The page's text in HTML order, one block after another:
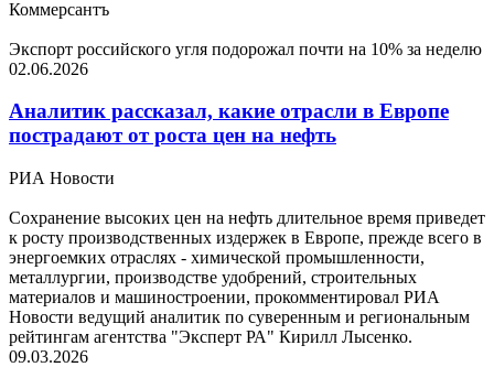
Коммерсантъ
Экспорт российского угля подорожал почти на 10% за неделю
02.06.2026
Аналитик рассказал, какие отрасли в Европе
пострадают от роста цен на нефть
РИА Новости
Сохранение высоких цен на нефть длительное время приведет
к росту производственных издержек в Европе, прежде всего в
энергоемких отраслях - химической промышленности,
металлургии, производстве удобрений, строительных
материалов и машиностроении, прокомментировал РИА
Новости ведущий аналитик по суверенным и региональным
рейтингам агентства "Эксперт РА" Кирилл Лысенко.
09.03.2026